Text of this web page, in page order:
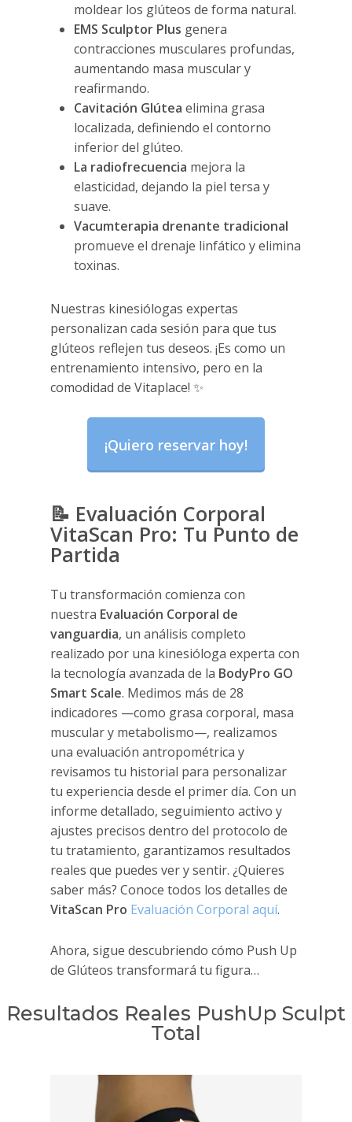
moldear los glúteos de forma natural.
EMS Sculptor Plus genera
contracciones musculares profundas,
aumentando masa muscular y
reafirmando.
Cavitación Glútea elimina grasa
localizada, definiendo el contorno
inferior del glúteo.
La radiofrecuencia mejora la
elasticidad, dejando la piel tersa y
suave.
Vacumterapia drenante tradicional
promueve el drenaje linfático y elimina
toxinas.
Nuestras kinesiólogas expertas
personalizan cada sesión para que tus
glúteos reflejen tus deseos. ¡Es como un
entrenamiento intensivo, pero en la
comodidad de Vitaplace! ✨
¡Quiero reservar hoy!
📝 Evaluación Corporal
VitaScan Pro: Tu Punto de
Partida
Tu transformación comienza con
nuestra Evaluación Corporal de
vanguardia, un análisis completo
realizado por una kinesióloga experta con
la tecnología avanzada de la BodyPro GO
Smart Scale. Medimos más de 28
indicadores —como grasa corporal, masa
muscular y metabolismo—, realizamos
una evaluación antropométrica y
revisamos tu historial para personalizar
tu experiencia desde el primer día. Con un
informe detallado, seguimiento activo y
ajustes precisos dentro del protocolo de
tu tratamiento, garantizamos resultados
reales que puedes ver y sentir. ¿Quieres
saber más? Conoce todos los detalles de
VitaScan Pro Evaluación Corporal aquí.
Ahora, sigue descubriendo cómo Push Up
de Glúteos transformará tu figura…
Resultados Reales PushUp Sculpt
Total